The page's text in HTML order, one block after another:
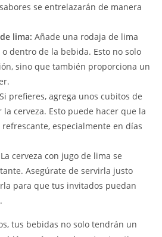
se entrelazarán de manera
lima: Añade una rodaja de lima
dentro de la bebida. Esto no solo
sino que también proporciona un
Si prefieres, agrega unos cubitos de
cerveza. Esto puede hacer que la
especialmente en días
La cerveza con jugo de lima se
Asegúrate de servirla justo
para que tus invitados puedan
tus bebidas no solo tendrán un